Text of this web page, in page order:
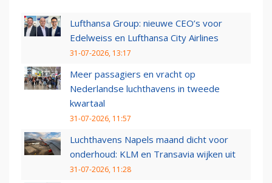
Lufthansa Group: nieuwe CEO’s voor
Edelweiss en Lufthansa City Airlines
31-07-2026, 13:17
Meer passagiers en vracht op
Nederlandse luchthavens in tweede
kwartaal
31-07-2026, 11:57
Luchthavens Napels maand dicht voor
onderhoud: KLM en Transavia wijken uit
31-07-2026, 11:28